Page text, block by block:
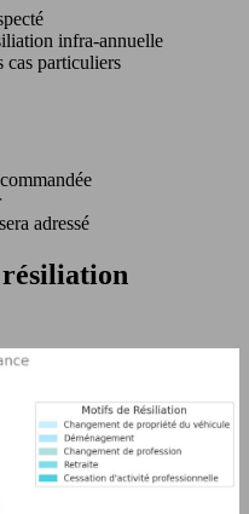
infra-annuelle
cas particuliers
adressé